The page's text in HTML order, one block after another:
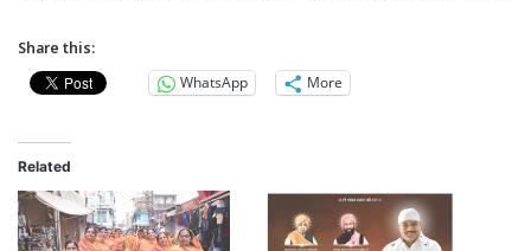
Share this:
WhatsApp
More
Related